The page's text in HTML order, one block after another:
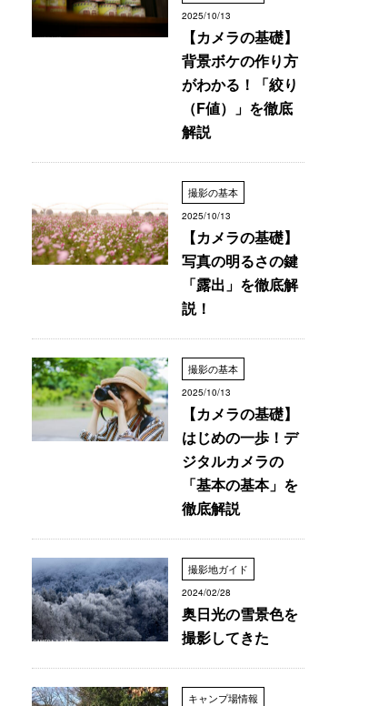
2025/10/13
【カメラの基礎】
背景ボケの作り方
がわかる！「絞り
（F値）」を徹底
解説
撮影の基本
2025/10/13
【カメラの基礎】
写真の明るさの鍵
「露出」を徹底解
説！
撮影の基本
2025/10/13
【カメラの基礎】
はじめの一歩！デ
ジタルカメラの
「基本の基本」を
徹底解説
撮影地ガイド
2024/02/28
奥日光の雪景色を
撮影してきた
キャンプ場情報